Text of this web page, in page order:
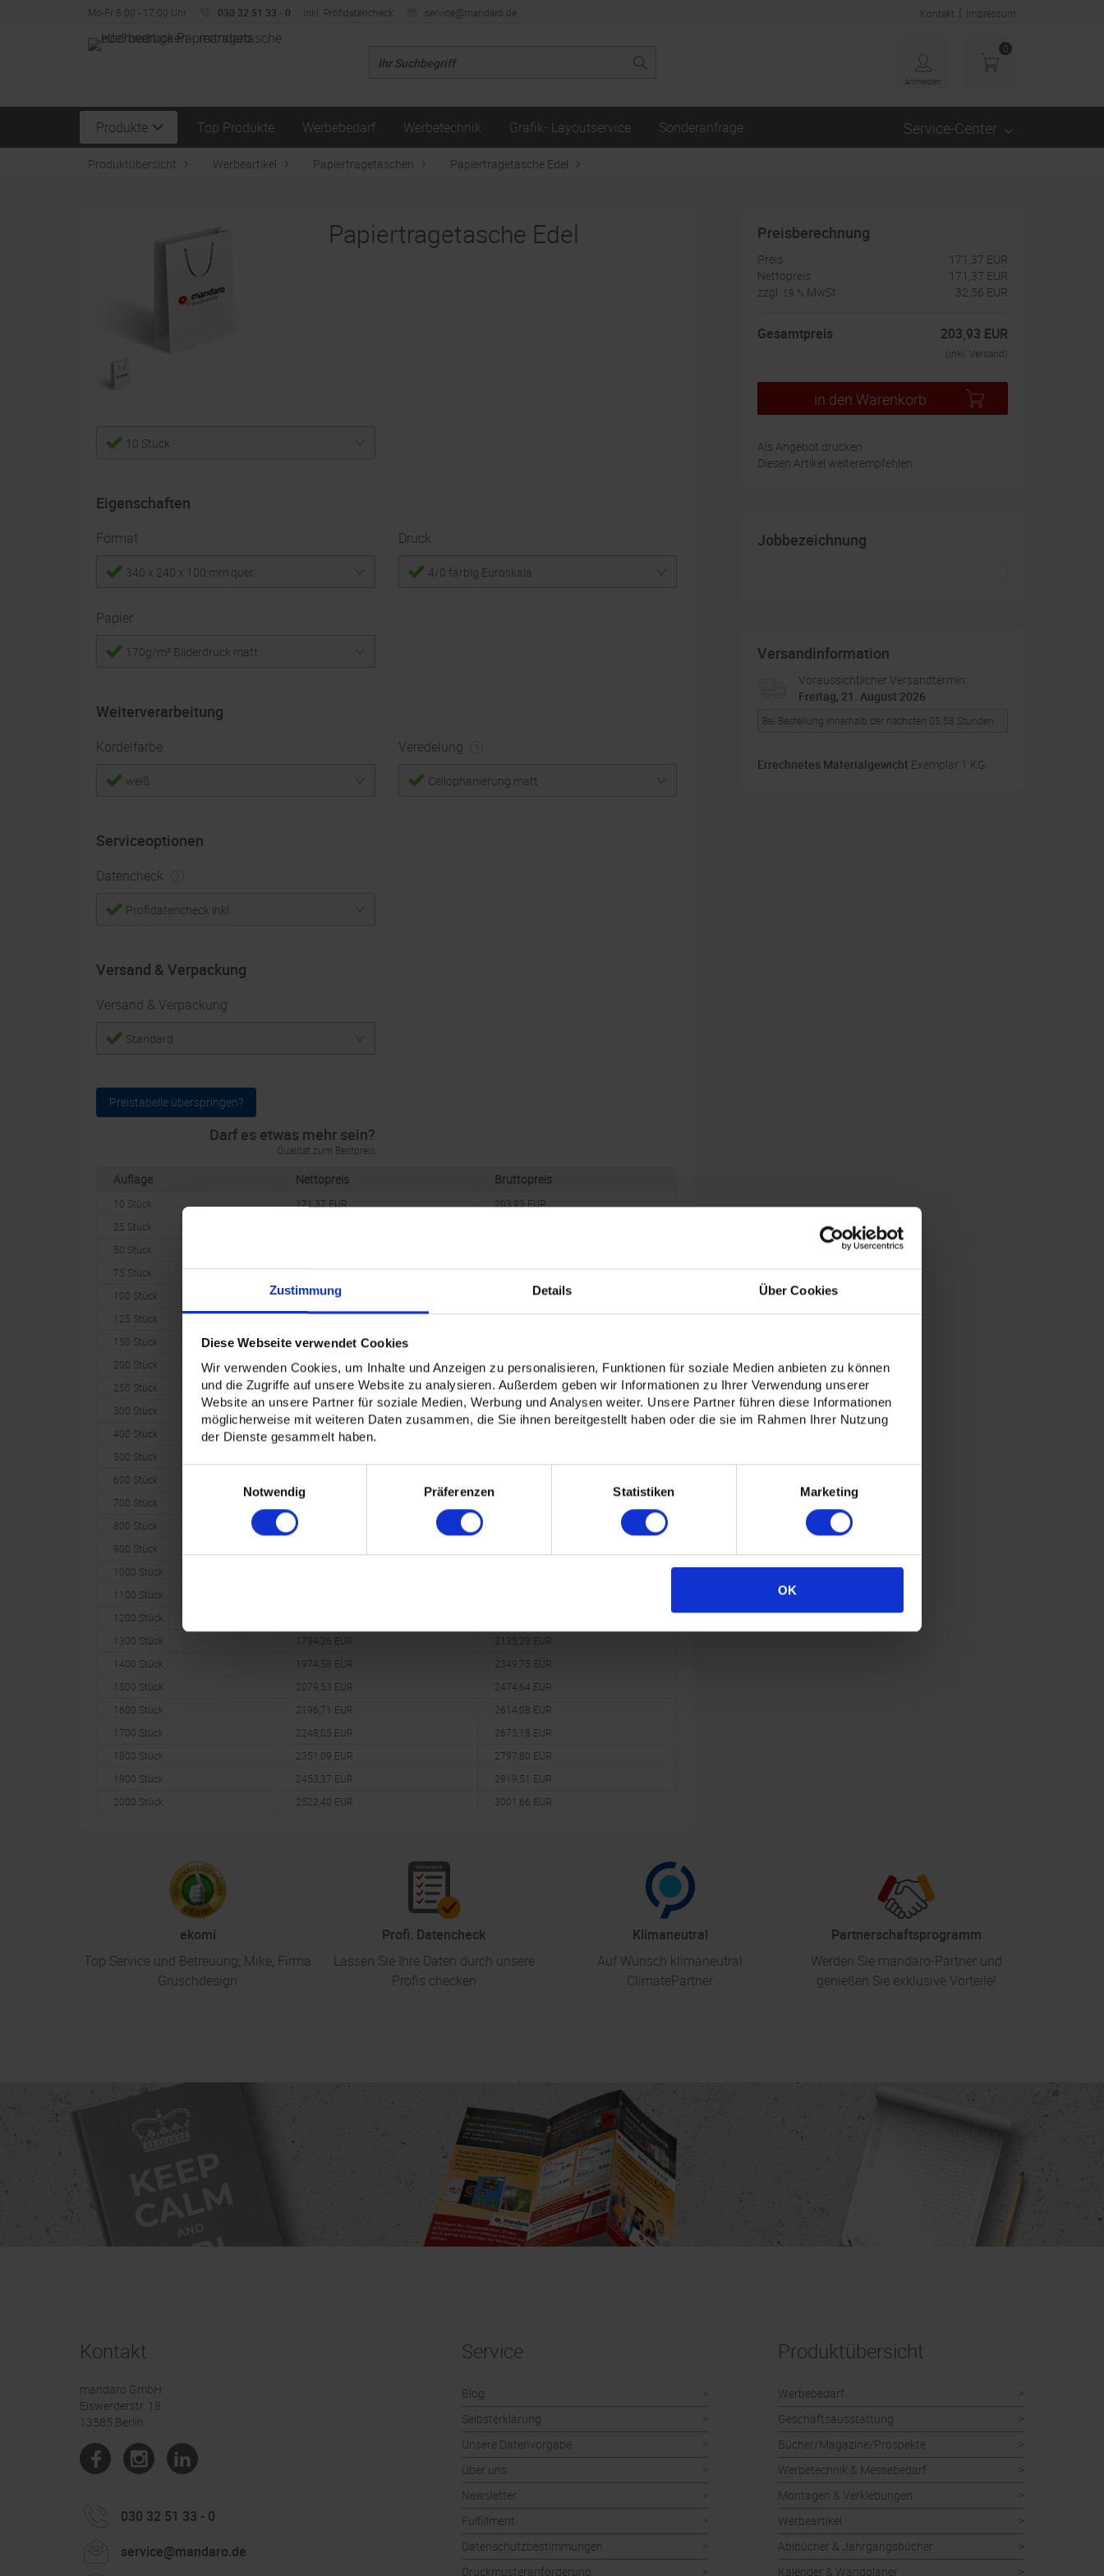
Zustimmung Details Über Cookies
Diese Webseite verwendet Cookies
Wir verwenden Cookies, um Inhalte und Anzeigen zu personalisieren, Funktionen für soziale Medien anbieten zu können
und die Zugriffe auf unsere Website zu analysieren. Außerdem geben wir Informationen zu Ihrer Verwendung unserer
Website an unsere Partner für soziale Medien, Werbung und Analysen weiter. Unsere Partner führen diese Informationen
möglicherweise mit weiteren Daten zusammen, die Sie ihnen bereitgestellt haben oder die sie im Rahmen Ihrer Nutzung
der Dienste gesammelt haben.
Notwendig
Präferenzen Statistiken Marketing
OK
Mo-Fr 8:00 - 17:00 Uhr 030 32 51 33 - 0 inkl. Profidatencheck service@mandaro.de Kontakt Impressum
Anmelden
0
Produkte Top Produkte Werbebedarf Werbetechnik Grafik- Layoutservice Sonderanfrage Service-Center
Produktübersicht Werbeartikel Papiertragetaschen Papiertragetasche Edel
Papiertragetasche Edel
10 Stück
Eigenschaften
Format
340 x 240 x 100 mm quer
Druck
4/0 farbig Euroskala
Papier
170g/m² Bilderdruck matt
Weiterverarbeitung
Kordelfarbe
weiß
Veredelung
Cellophanierung matt
Serviceoptionen
Datencheck
Profidatencheck inkl.
Versand & Verpackung
Versand & Verpackung
Standard
Auflage
Darf es etwas mehr sein?
Qualität zum Bestpreis
Preistabelle überspringen?
Auflage Nettopreis Bruttopreis
10 Stück 171,37 EUR
203,93 EUR
25 Stück
50 Stück
75 Stück
404,14 EUR
480,93 EUR
100 Stück
473,69 EUR
563,69 EUR
125 Stück
520,81 EUR
619,76 EUR
150 Stück
560,37 EUR
200 Stück
620,11 EUR
737,93 EUR
250 Stück
693,86 EUR
825,69 EUR
300 Stück
766,51 EUR
912,15 EUR
400 Stück
887,11 EUR
500 Stück
600 Stück
700 Stück
1187,80 EUR
800 Stück
1305,43 EUR
900 Stück
1000 Stück
1100 Stück
1200 Stück
1300 Stück
1794,36 EUR
2135,29 EUR
1400 Stück
1974,58 EUR
2349,75 EUR
1500 Stück
2079,53 EUR
2474,64 EUR
1600 Stück
2196,71 EUR
2614,08 EUR
1700 Stück
2248,05 EUR
2675,18 EUR
1800 Stück
2351,09 EUR
2797,80 EUR
1900 Stück
2453,37 EUR
2919,51 EUR
2000 Stück
2522,40 EUR 3001,66 EUR
Preisberechnung
Preis
171,37 EUR
Nettopreis
171,37 EUR
zzgl. 19 % MwSt 32,56 EUR
Gesamtpreis 203,93 EUR
(inkl. Versand)
in den Warenkorb
Als Angebot drucken
Diesen Artikel weiterempfehlen
Jobbezeichnung
Versandinformation
Voraussichtlicher Versandtermin:
Freitag, 21. August 2026
Bei Bestellung innerhalb der nächsten 05:58 Stunden.
Errechnetes Materialgewicht Exemplar 1 KG
ekomi
Top Service und Betreuung; Mike, Firma
Gruschdesign
Profi. Datencheck
Lassen Sie Ihre Daten durch unsere
Profis checken
Klimaneutral
Auf Wunsch klimaneutral
ClimatePartner
Partnerschaftsprogramm
Werden Sie mandaro-Partner und
genießen Sie exklusive Vorteile!
Kontakt
mandaro GmbH
Eiswerderstr. 18
13585 Berlin
030 32 51 33 - 0
service@mandaro.de
Produktübersicht
Werbebedarf
Geschäftsausstattung
Bücher/Magazine/Prospekte
Werbetechnik & Messebedarf
Montagen & Verklebungen
Werbeartikel
Abibücher & Jahrgangsbücher
Kalender & Wandplaner
Service
Blog
Selbsterklärung
Unsere Datenvorgabe
Über uns
Newsletter
Fulfillment
Datenschutzbestimmungen
Druckmusteranforderung